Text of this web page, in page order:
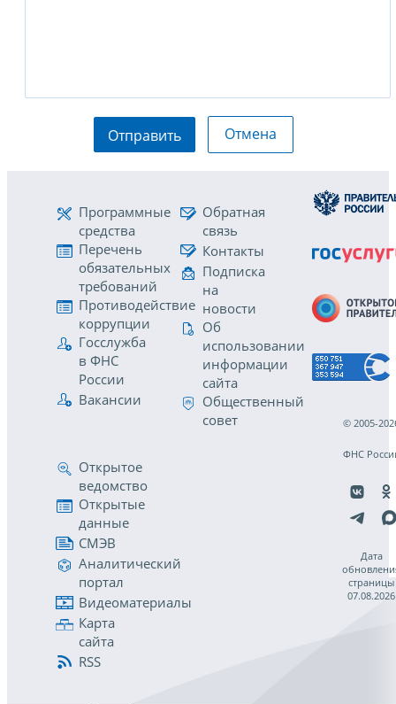
Отправить Отмена
Программные
средства
Перечень
обязательных
требований
Противодействие
коррупции
Госслужба
в ФНС
России
Вакансии
Обратная
связь
Контакты
Подписка
на
новости
Об
использовании
информации
сайта
Общественный
совет
Открытое
ведомство
Открытые
данные
СМЭВ
Аналитический
портал
Видеоматериалы
Карта
сайта
RSS
© 2005-
ФНС
Дата
страницы
07.08.2026